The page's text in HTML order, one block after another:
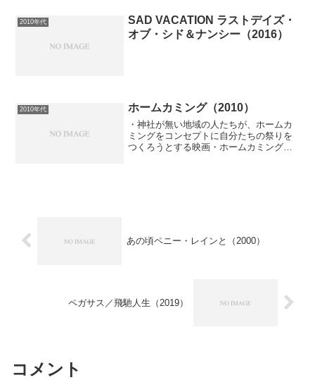
2010年代
SAD VACATION ラストデイズ・
オブ・シド＆ナンシー（2016）
2010年代 ホームカミング（2010）
・神社が無い地域の人たちが、ホームカ
ミングをコンセプトに自分たちの祭りを
つくろうとする映画・ホームカミングと
あの頃ペニー・レインと（2000）
ペガサス／飛馳人生（2019）
コメント